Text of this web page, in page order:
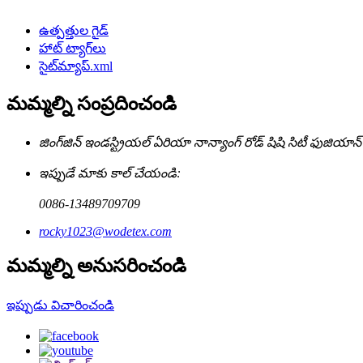
ఉత్పత్తుల గైడ్
హాట్ ట్యాగ్‌లు
సైట్‌మ్యాప్.xml
మమ్మల్ని సంప్రదించండి
జింగ్‌జిన్ ఇండస్ట్రియల్ ఏరియా నాన్యాంగ్ రోడ్ షిషి సిటీ ఫుజియాన్
ఇప్పుడే మాకు కాల్ చేయండి:
0086-13489709709
rocky1023@wodetex.com
మమ్మల్ని అనుసరించండి
ఇప్పుడు విచారించండి